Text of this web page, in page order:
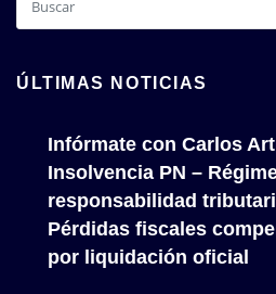
ÚLTIMAS NOTICIAS
Infórmate con Carlos
Insolvencia PN –
responsabilidad
Pérdidas fiscales
por liquidación oficial